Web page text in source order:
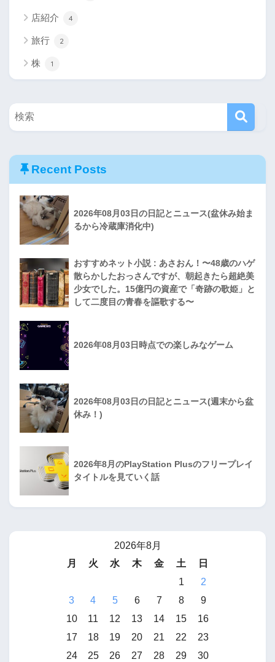
店紹介 4
旅行 2
株 1
Recent Posts
2026年08月03日の日記とニュース(盆休み始ま
るから冷蔵庫消化中)
おすすめネット小説 : あさおん！〜48歳のハゲ
散らかしたおっさんですが、朝起きたら超絶美
少女でした。15億円の資産で「奇跡の歌姫」と
して二度目の青春を謳歌する〜
2026年08月03日時点での楽しみなゲーム
2026年08月03日の日記とニュース(週末から盆
休み！)
2026年8月のPlayStation Plusのフリープレイ
タイトルを見ていく話
2026年8月
月
火 水 木 金 土
日
1
2
3
4 5 6 7 8
9
10
11 12 13 14 15
16
17
18 19 20 21 22
23
24
25 26 27 28 29
30